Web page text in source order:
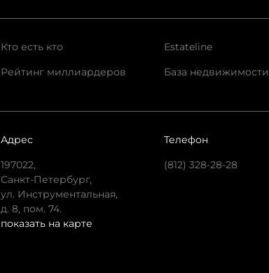
Кто есть кто
Рейтинг миллиардеров
Estateline
База недвижимости
Адрес
197022,
Санкт-Петербург,
ул. Инструментальная,
д. 8, пом. 74.
показать на карте
Телефон
(812) 328-28-28